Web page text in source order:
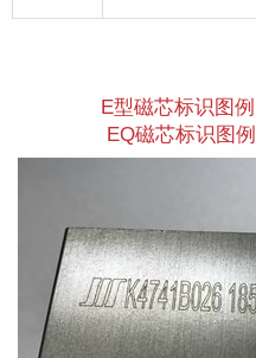
E型磁
EQ磁芯标识图例